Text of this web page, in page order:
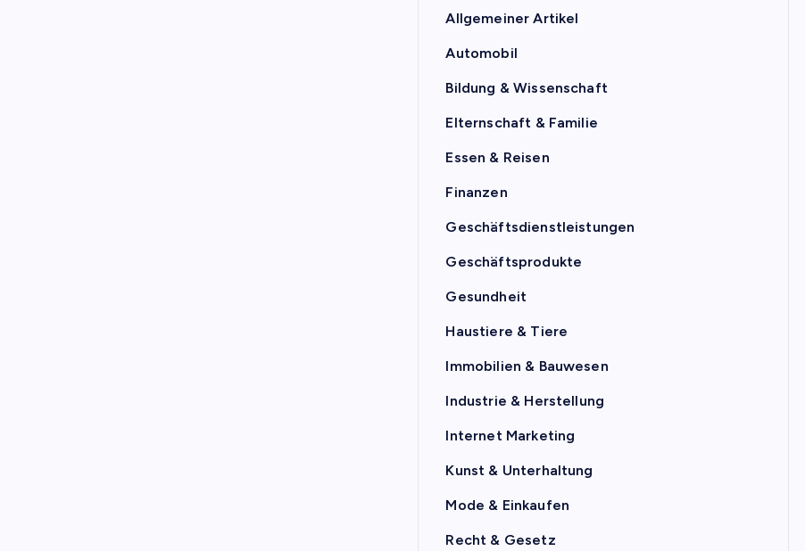
Allgemeiner Artikel
Automobil
Bildung & Wissenschaft
Elternschaft & Familie
Essen & Reisen
Finanzen
Geschäftsdienstleistungen
Geschäftsprodukte
Gesundheit
Haustiere & Tiere
Immobilien & Bauwesen
Industrie & Herstellung
Internet Marketing
Kunst & Unterhaltung
Mode & Einkaufen
Recht & Gesetz